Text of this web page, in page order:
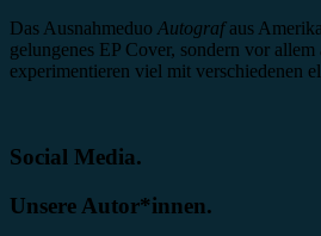
Das Ausnahmeduo Autografaus
gelungenes EP Cover, sondern vor
experimentieren viel mit verschiedenen
Social Media.
Unsere Autor*innen.